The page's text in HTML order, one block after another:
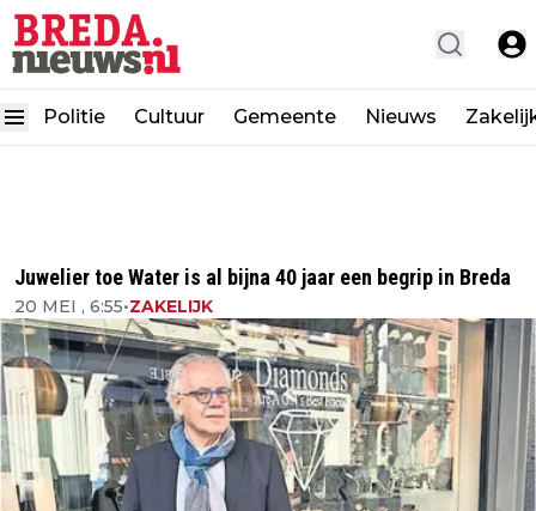
Politie Cultuur Gemeente Nieuws
Juwelier toe Water is al bijna 40 jaar een begrip in Breda
20 MEI , 6:55•ZAKELIJK